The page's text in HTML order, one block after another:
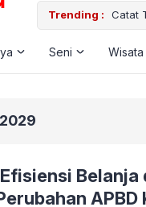
Trending : Catat
Seni Wisata
Belanja